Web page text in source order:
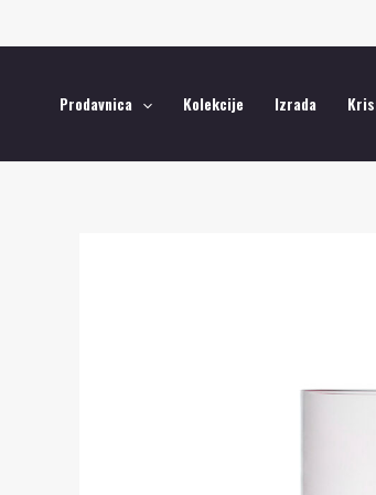
na
Prodavnica Kolekcije Izrada